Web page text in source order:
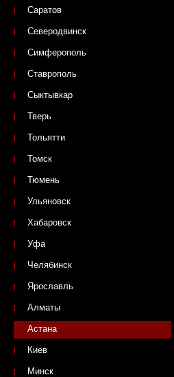
Саратов
Северодвинск
Симферополь
Ставрополь
Сыктывкар
Тверь
Тольятти
Томск
Тюмень
Ульяновск
Хабаровск
Уфа
Челябинск
Ярославль
Алматы
Астана
Киев
Минск